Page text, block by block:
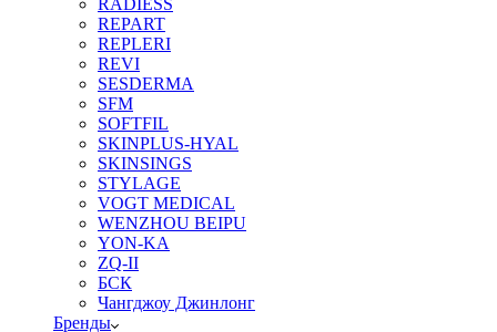
REPART
REPLERI
REVI
SESDERMA
SFM
SOFTFIL
SKINPLUS-HYAL
SKINSINGS
STYLAGE
VOGT MEDICAL
WENZHOU BEIPU
YON-KA
ZQ-II
БСК
Чангджоу Джинлонг
Бренды